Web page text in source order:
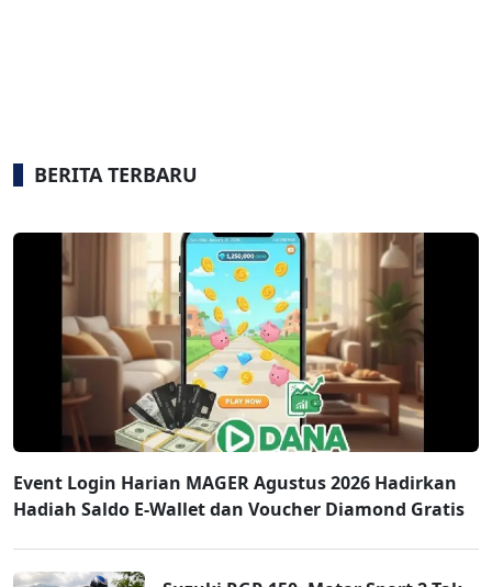
BERITA TERBARU
Event Login Harian MAGER Agustus 2026 Hadirkan
Hadiah Saldo E-Wallet dan Voucher Diamond Gratis